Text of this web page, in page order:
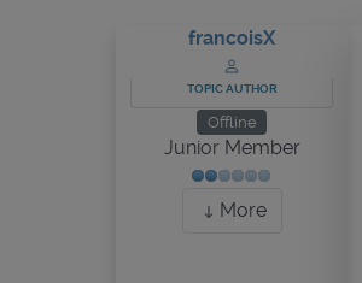
francoisX
TOPIC AUTHOR
Offline
Junior Member
More